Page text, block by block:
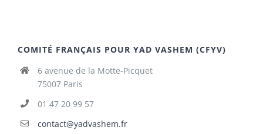
COMITÉ FRANÇAIS POUR YAD VASHEM (CFYV)
6 avenue de la Motte-Picquet
75007 Paris
01 47 20 99 57
contact@yadvashem.fr